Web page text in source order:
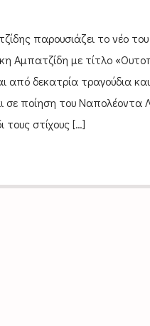
παρουσιάζει το νέο
Αμπατζίδη με τίτλο
από δεκατρία τραγούδια
σε ποίηση του
τους στίχους […]